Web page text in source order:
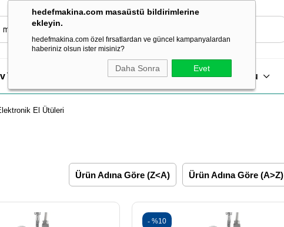
hedefmakina.com masaüstü bildirimlerine
ekleyin.
hedefmakina.com özel fırsatlardan ve güncel kampanyalardan
haberiniz olsun ister misiniz?
Daha Sonra Evet
Tipi Dikiş Makineleri Dikiş Aksesuar & Sarf Ütü Grubu
El Ütüleri
Ürün Adına Göre (A>Z)
Ürün Adına Göre (Z<A)
%10